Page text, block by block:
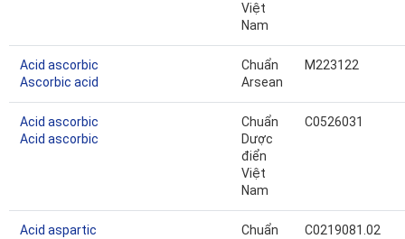
Việt
Nam
Acid ascorbic
Ascorbic acid
Chuẩn
Arsean
M223122
Acid ascorbic
Acid ascorbic
Chuẩn
Dược
điển
Việt
Nam
C0526031
Acid aspartic
Chuẩn
C0219081.02